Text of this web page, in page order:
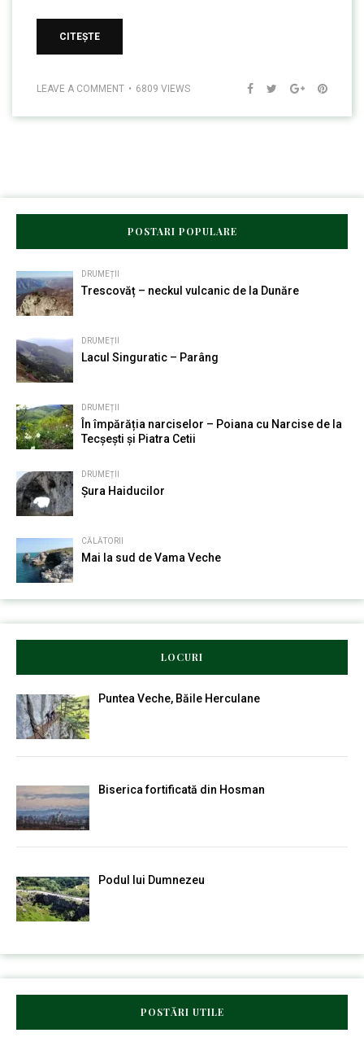
CITEȘTE
LEAVE A COMMENT 6809 VIEWS
POSTARI POPULARE
DRUMEȚII
Trescovăț – neckul vulcanic de la Dunăre
DRUMEȚII
Lacul Singuratic – Parâng
DRUMEȚII
În împărăția narciselor – Poiana cu Narcise de la
Tecșești și Piatra Cetii
DRUMEȚII
Șura Haiducilor
CĂLĂTORII
Mai la sud de Vama Veche
LOCURI
Puntea Veche, Băile Herculane
Biserica fortificată din Hosman
Podul lui Dumnezeu
POSTĂRI UTILE